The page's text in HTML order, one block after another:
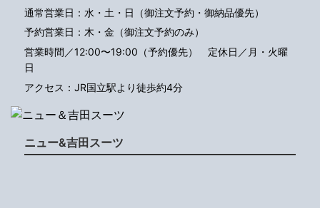
通常営業日：水・土・日（御注文予約・御納品優先）
予約営業日：木・金（御注文予約のみ）
営業時間／12:00〜19:00（予約優先） 定休日／月・火曜
日
アクセス：JR国立駅より徒歩約4分
ニュー&吉田スーツ